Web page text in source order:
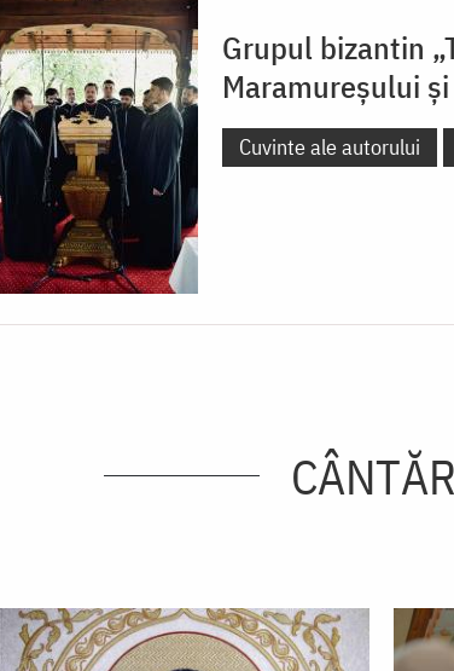
Grupul bizantin
Maramureşului
Cuvinte ale autorului